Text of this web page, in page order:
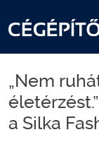
„Nem
a Silka